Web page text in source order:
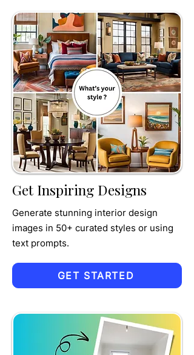
TRU
MPET
Get Inspiring Designs
Generate stunning interior design
images in 50+ curated styles or using
text prompts.
GET STARTED